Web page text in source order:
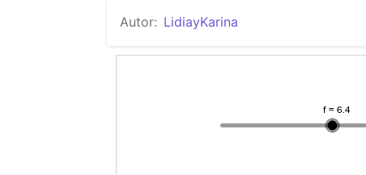
Autor: LidiayKarina